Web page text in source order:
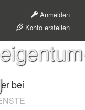
Anmelden
Konto erstellen
bei